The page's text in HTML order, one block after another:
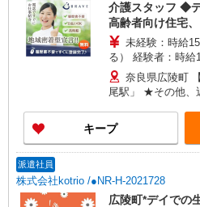
介護スタッフ ◆
高齢者向け住宅
務先から選べま
未経験：時給
る） 経験者：時給
る） ◎月収例 時給1900円×1日8時間×22日（週5
日）＝33万4400円 ◆昇給あり ◆支払い方法 ※日
払い/週払い/月払
時にご相談くださ
当社規定あり
奈良県広陵町 【最寄駅】 ◆近鉄田原本線「箸
尾駅」 ★その
キープ
派遣社員
株式会社kotrio /●NR-H-2021728
広陵町*デイでの